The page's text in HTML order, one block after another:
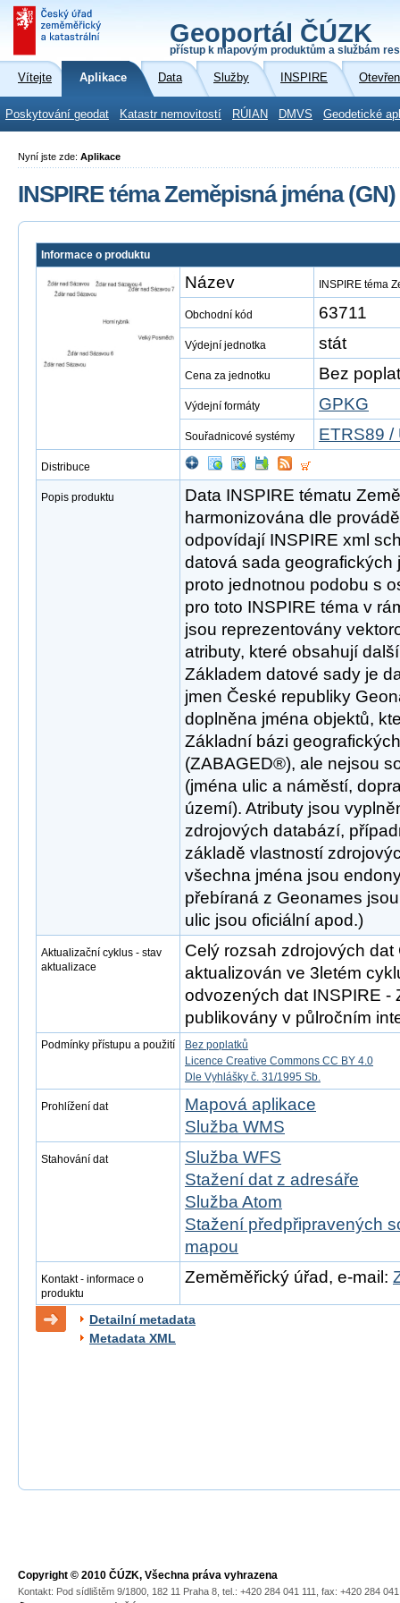
Geoportál ČÚZK
přístup k mapovým produktům a službám
Vítejte Aplikace Data Služby INSPIRE
Poskytování geodat Katastr nemovitostí RÚIAN DMVS Geodetické
Nyní jste zde: Aplikace
INSPIRE téma Zeměpisná jména (GN)
Informace o produktu
Název INSPIRE téma
Obchodní kód 63711
Výdejní jednotka stát
Cena za jednotku Bez
Výdejní formáty GPKG
Souřadnicové systémy ETRS89 /
Distribuce
Popis produktu
Data INSPIRE tématu
harmonizována dle
odpovídají INSPIRE xml
datová sada geografických
proto jednotnou podobu s
pro toto INSPIRE téma v
jsou reprezentovány
atributy, které obsahují
Základem datové sady je
jmen České republiky
doplněna jména objektů,
Základní bázi
(ZABAGED®), ale nejsou
(jména ulic a náměstí,
území). Atributy jsou
zdrojových databází,
základě vlastností
všechna jména jsou
přebíraná z Geonames
ulic jsou oficiální apod.)
Aktualizační cyklus - stav
aktualizace
Celý rozsah zdrojových dat
aktualizován ve 3letém
odvozených dat INSPIRE -
publikovány v půlročním
Podmínky přístupu a použití
Bez poplatků
Licence Creative Commons CC BY 4.0
Dle Vyhlášky č. 31/1995 Sb.
Prohlížení dat
Mapová aplikace
Služba WMS
Stahování dat
Služba WFS
Stažení dat z adresáře
Služba Atom
Stažení předpřipravených
mapou
Kontakt - informace o
produktu
Zeměměřický úřad, e-mail:
Detailní metadata
Metadata XML
Copyright © 2010 ČÚZK, Všechna práva vyhrazena
Kontakt: Pod sídlištěm 9/1800, 182 11 Praha 8, tel.: +420 284 041 111, fax: +420 284